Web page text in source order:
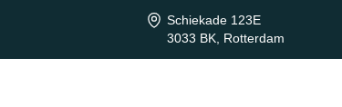
Schiekade 123E
3033 BK, Rotterdam